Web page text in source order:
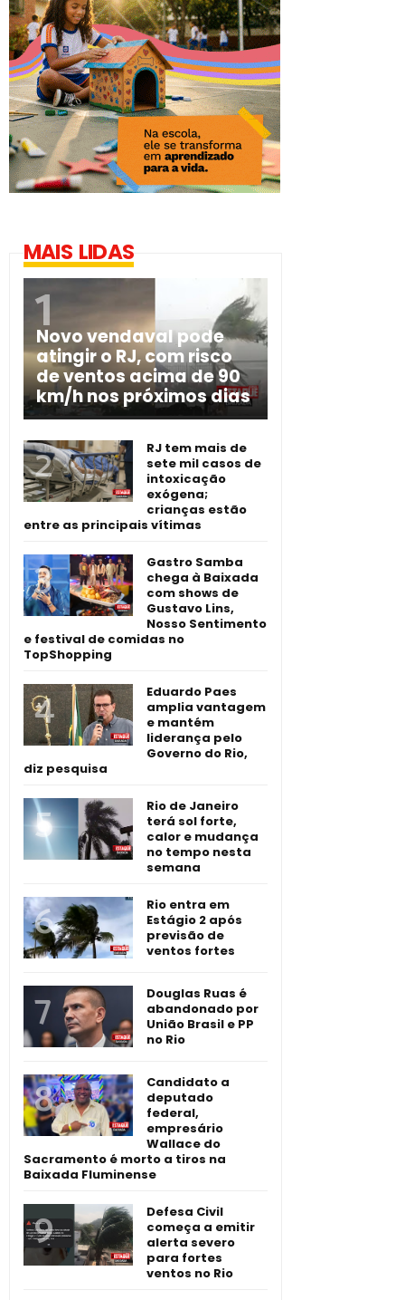
MAIS LIDAS
Novo vendaval pode
atingir o RJ, com risco
de ventos acima de 90
km/h nos próximos dias
RJ tem mais de
sete mil casos de
intoxicação
exógena;
crianças estão
entre as principais vítimas
Gastro Samba
chega à Baixada
com shows de
Gustavo Lins,
Nosso Sentimento
e festival de comidas no
TopShopping
Eduardo Paes
amplia vantagem
e mantém
liderança pelo
Governo do Rio,
diz pesquisa
Rio de Janeiro
terá sol forte,
calor e mudança
no tempo nesta
semana
Rio entra em
Estágio 2 após
previsão de
ventos fortes
Douglas Ruas é
abandonado por
União Brasil e PP
no Rio
Candidato a
deputado
federal,
empresário
Wallace do
Sacramento é morto a tiros na
Baixada Fluminense
Defesa Civil
começa a emitir
alerta severo
para fortes
ventos no Rio